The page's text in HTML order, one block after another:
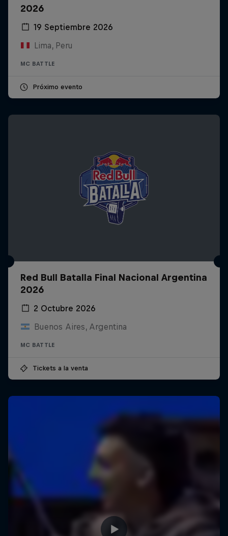
2026
19 Septiembre 2026
Lima, Peru
MC BATTLE
Próximo evento
Red Bull Batalla Final Nacional Argentina
2026
2 Octubre 2026
Buenos Aires, Argentina
MC BATTLE
Tickets a la venta